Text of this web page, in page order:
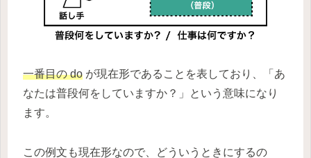
一番目の do が現在形であることを表しており、「あ
なたは普段何をしていますか？」という意味になり
ます。
この例文も現在形なので、どういうときにするの